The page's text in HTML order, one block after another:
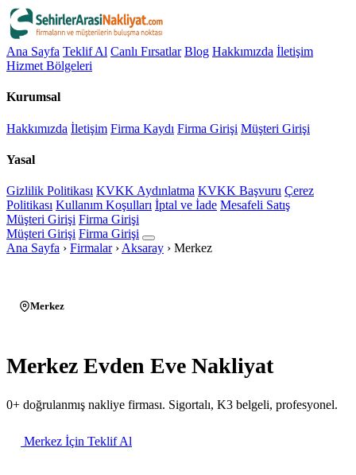
Ana Sayfa Teklif Al Canlı Fırsatlar Blog Hakkımızda İletişim
Hizmet Bölgeleri
Kurumsal
Hakkımızda İletişim Firma Kaydı Firma Girişi Müşteri Girişi
Yasal
Gizlilik Politikası KVKK Aydınlatma KVKK Başvuru Çerez
Politikası Kullanım Koşulları İptal ve İade Mesafeli Satış
Müşteri Girişi Firma Girişi
Müşteri Girişi Firma Girişi
Ana Sayfa › Firmalar › Aksaray › Merkez
Merkez
Merkez Evden Eve Nakliyat
0+ doğrulanmış nakliye firması. Sigortalı, K3 belgeli, profesyonel.
Merkez İçin Teklif Al